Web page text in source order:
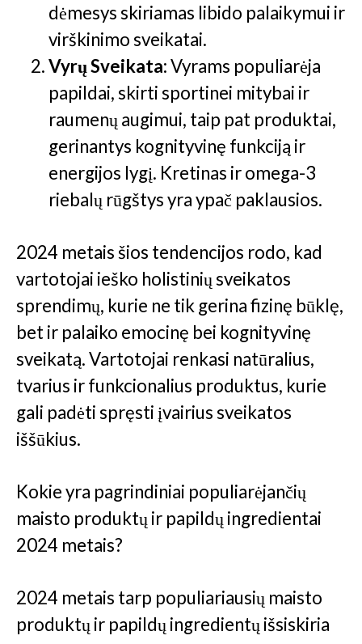
dėmesys skiriamas libido palaikymui ir
virškinimo sveikatai.
Vyrų Sveikata: Vyrams populiarėja
papildai, skirti sportinei mitybai ir
raumenų augimui, taip pat produktai,
gerinantys kognityvinę funkciją ir
energijos lygį. Kretinas ir omega-3
riebalų rūgštys yra ypač paklausios​.
2024 metais šios tendencijos rodo, kad
vartotojai ieško holistinių sveikatos
sprendimų, kurie ne tik gerina fizinę būklę,
bet ir palaiko emocinę bei kognityvinę
sveikatą. Vartotojai renkasi natūralius,
tvarius ir funkcionalius produktus, kurie
gali padėti spręsti įvairius sveikatos
iššūkius.
Kokie yra pagrindiniai populiarėjančių
maisto produktų ir papildų ingredientai
2024 metais?
2024 metais tarp populiariausių maisto
produktų ir papildų ingredientų išsiskiria